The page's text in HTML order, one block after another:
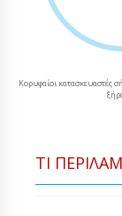
Κορυφαίοι κατασκευαστές
ΤΙ